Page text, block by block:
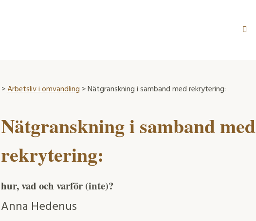
>Arbetsliv i omvandling > Nätgranskning i samband med rekrytering:
Nätgranskning i samband med
rekrytering:
hur, vad och varför (inte)?
Anna Hedenus